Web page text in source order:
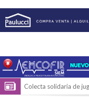
Colecta solidaria de